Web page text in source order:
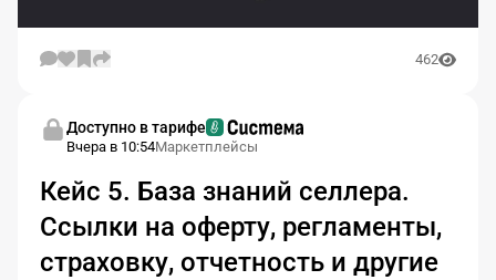
462
Доступно в тарифе
Вчера в 10:54Маркетплейсы
Кейс 5. База знаний селлера.
Ссылки на оферту, регламенты,
страховку, отчетность и другие